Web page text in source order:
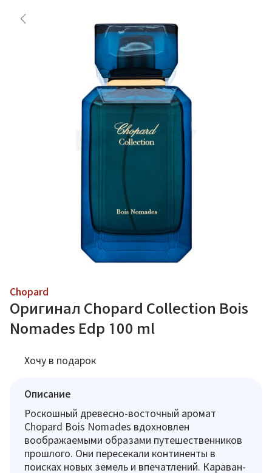
Chopard
Оригинал Chopard Collection Bois
Nomades Edp 100 ml
Хочу в подарок
Описание
Роскошный древесно-восточный аромат
Chopard Bois Nomades вдохновлен
воображаемыми образами путешественников
прошлого. Они пересекали континенты в
поисках новых земель и впечатлений. Караван-